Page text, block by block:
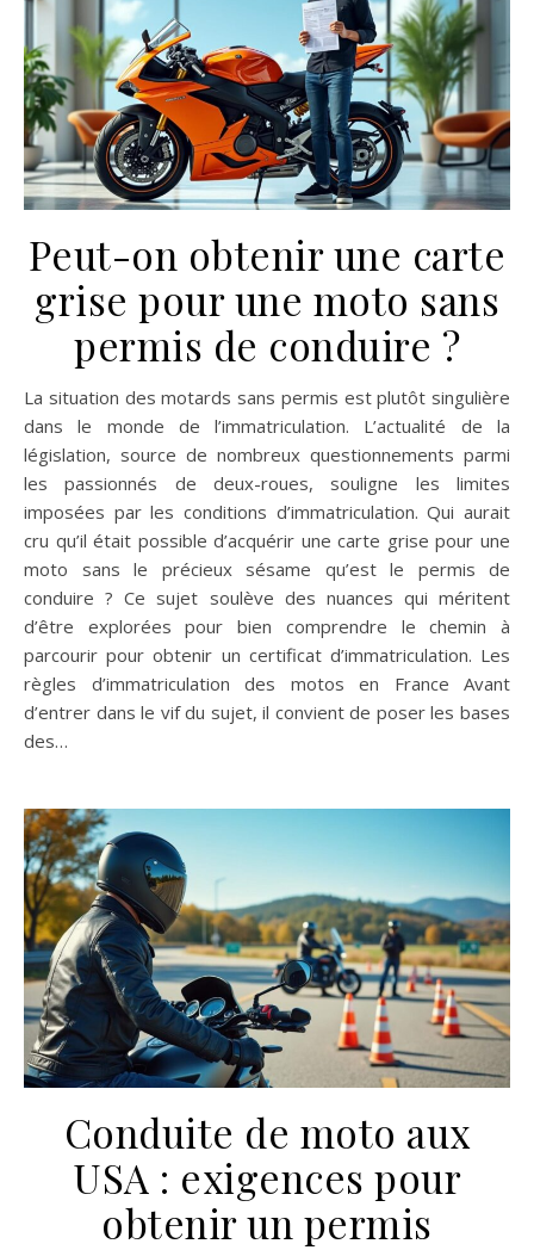
Peut-on obtenir une carte
grise pour une moto sans
permis de conduire ?
La situation des motards sans permis est plutôt singulière
dans le monde de l’immatriculation. L’actualité de la
législation, source de nombreux questionnements parmi
les passionnés de deux-roues, souligne les limites
imposées par les conditions d’immatriculation. Qui aurait
cru qu’il était possible d’acquérir une carte grise pour une
moto sans le précieux sésame qu’est le permis de
conduire ? Ce sujet soulève des nuances qui méritent
d’être explorées pour bien comprendre le chemin à
parcourir pour obtenir un certificat d’immatriculation. Les
règles d’immatriculation des motos en France Avant
d’entrer dans le vif du sujet, il convient de poser les bases
des…
Conduite de moto aux
USA : exigences pour
obtenir un permis